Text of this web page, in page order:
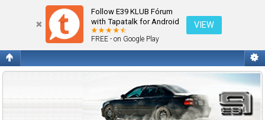
Follow E39 KLUB Fórum
with Tapatalk for Android
FREE - on Google Play
VIEW
Fórum kezdőlap megtekintése